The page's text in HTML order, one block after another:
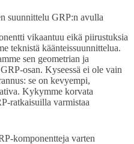
suunnittelu GRP:n avulla
vikaantuu eikä piirustuksia
teknistä käänteissuunnittelua.
sen geometrian ja
osan. Kyseessä ei ole vain
se on kevyempi,
Kykymme korvata
ratkaisuilla varmistaa
komponentteja varten